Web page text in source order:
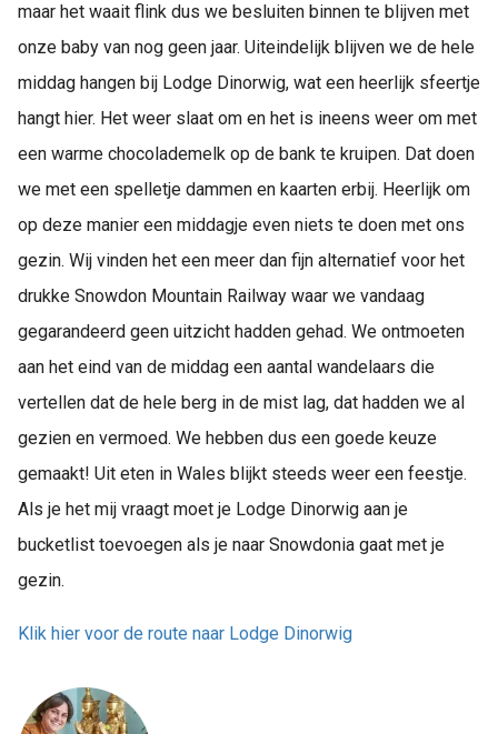
maar het waait flink dus we besluiten binnen te blijven met
onze baby van nog geen jaar. Uiteindelijk blijven we de hele
middag hangen bij Lodge Dinorwig, wat een heerlijk sfeertje
hangt hier. Het weer slaat om en het is ineens weer om met
een warme chocolademelk op de bank te kruipen. Dat doen
we met een spelletje dammen en kaarten erbij. Heerlijk om
op deze manier een middagje even niets te doen met ons
gezin. Wij vinden het een meer dan fijn alternatief voor het
drukke Snowdon Mountain Railway waar we vandaag
gegarandeerd geen uitzicht hadden gehad. We ontmoeten
aan het eind van de middag een aantal wandelaars die
vertellen dat de hele berg in de mist lag, dat hadden we al
gezien en vermoed. We hebben dus een goede keuze
gemaakt! Uit eten in Wales blijkt steeds weer een feestje.
Als je het mij vraagt moet je Lodge Dinorwig aan je
bucketlist toevoegen als je naar Snowdonia gaat met je
gezin.
Klik hier voor de route naar Lodge Dinorwig